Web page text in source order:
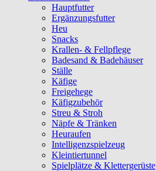
Hauptfutter
Ergänzungsfutter
Heu
Snacks
Krallen- & Fellpflege
Badesand & Badehäuser
Ställe
Käfige
Freigehege
Käfigzubehör
Streu & Stroh
Näpfe & Tränken
Heuraufen
Intelligenzspielzeug
Kleintiertunnel
Spielplätze & Klettergerüste